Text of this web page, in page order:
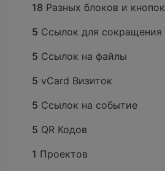
18 Разных блоков и кнопок
5 Ссылок для сокращения
5 Ссылок на файлы
5 vCard Визиток
5 Ссылок на событие
5 QR Кодов
1 Проектов